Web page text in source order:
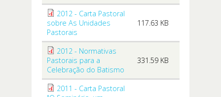
2012 - Carta Pastoral
sobre As Unidades
Pastorais
117.63 KB
2012 - Normativas
Pastorais para a
Celebração do Batismo
331.59 KB
2011 - Carta Pastoral